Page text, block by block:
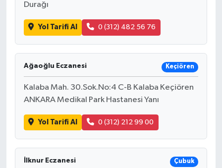
Durağı
Yol Tarifi Al 0 (312) 482 56 76
Ağaoğlu Eczanesi Keçiören
Kalaba Mah. 30.Sok.No:4 C-B Kalaba Keçiören
ANKARA Medikal Park Hastanesi Yanı
Yol Tarifi Al 0 (312) 212 99 00
İlknur Eczanesi Çubuk